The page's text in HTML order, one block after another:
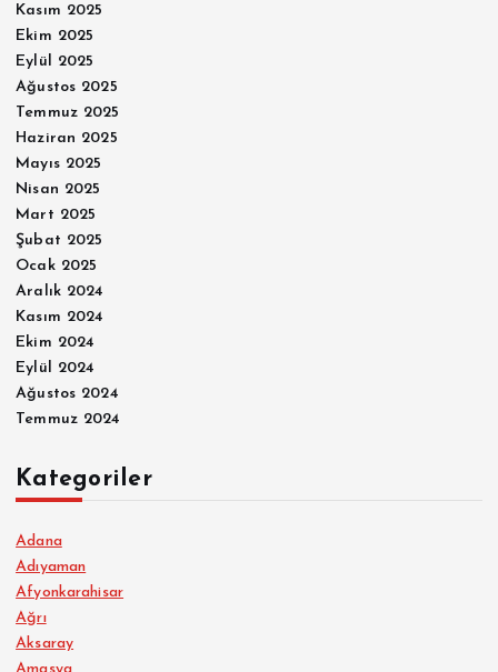
Kasım 2025
Ekim 2025
Eylül 2025
Ağustos 2025
Temmuz 2025
Haziran 2025
Mayıs 2025
Nisan 2025
Mart 2025
Şubat 2025
Ocak 2025
Aralık 2024
Kasım 2024
Ekim 2024
Eylül 2024
Ağustos 2024
Temmuz 2024
Kategoriler
Adana
Adıyaman
Afyonkarahisar
Ağrı
Aksaray